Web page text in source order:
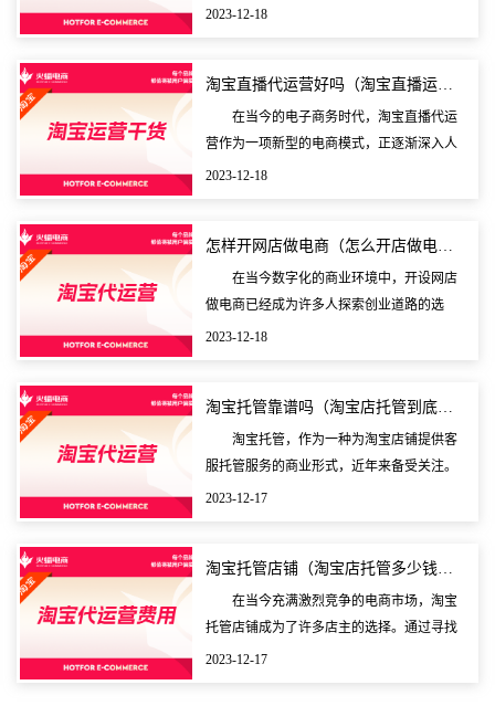
运营对于在线销售业务的重要性。从提升店
2023-12-18
淘宝直播代运营好吗（淘宝直播运营是做什么的工作）
在当今的电子商务时代，淘宝直播代运
营作为一项新型的电商模式，正逐渐深入人
们的生活。在淘宝直播代运营的世界里，流
2023-12-18
怎样开网店做电商（怎么开店做电商）
在当今数字化的商业环境中，开设网店
做电商已经成为许多人探索创业道路的选
择。对于许多初次尝试者来说，开店做电商
2023-12-18
淘宝托管靠谱吗（淘宝店托管到底怎么样）
淘宝托管，作为一种为淘宝店铺提供客
服托管服务的商业形式，近年来备受关注。
许多淘宝店主在面对日益繁重的客服工作
2023-12-17
淘宝托管店铺（淘宝店托管多少钱一个月）
在当今充满激烈竞争的电商市场，淘宝
托管店铺成为了许多店主的选择。通过寻找
专业的公司或个人来代为经营自己的电商店
2023-12-17